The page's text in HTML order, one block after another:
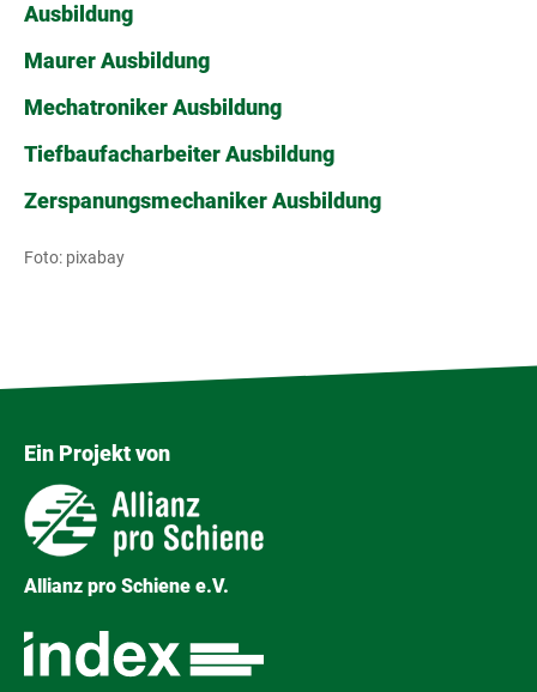
Ausbildung
Maurer Ausbildung
Mechatroniker Ausbildung
Tiefbaufacharbeiter Ausbildung
Zerspanungsmechaniker Ausbildung
Foto: pixabay
Ein Projekt von
Allianz pro Schiene e.V.